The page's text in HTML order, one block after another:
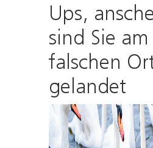
Ups,
sind Sie am
falschen
gelandet